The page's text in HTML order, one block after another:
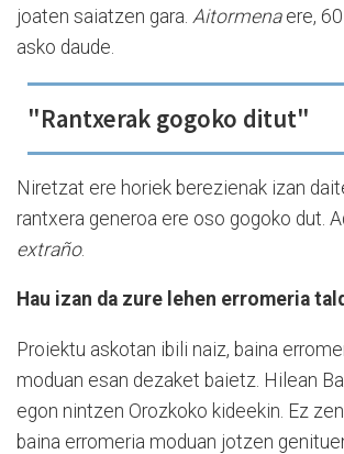
joaten saiatzen gara. Aitormena ere,
asko daude.
"Rantxerak gogoko ditut"
Niretzat ere horiek berezienak izan
rantxera generoa ere oso gogoko dut.
extraño.
Hau izan da zure lehen erromeria
Proiektu askotan ibili naiz, baina
moduan esan dezaket baietz. Hilean
egon nintzen Orozkoko kideekin. Ez
baina erromeria moduan jotzen